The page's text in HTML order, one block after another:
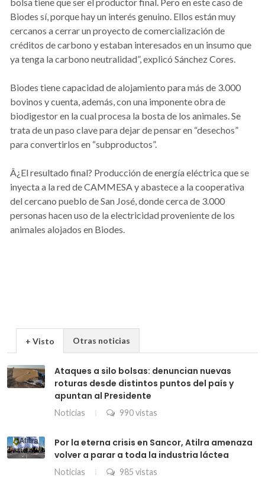
bolsa tiene que ser el productor final. Pero en este caso de
Biodes sí, porque hay un interés genuino. Ellos están muy
cercanos a cerrar un proyecto de comercialización de
créditos de carbono y estaban interesados en un insumo que
ya tenga la carbono neutralidad”, explicó Sánchez Cores.
Biodes tiene capacidad de alojamiento para más de 3.000
bovinos y cuenta, además, con una imponente obra de
biodigestor en la cual procesa la bosta de los animales. Se
trata de un paso clave para dejar de pensar en “desechos”
para convertirlos en “subproductos”.
Â¿El resultado final? Producción de energía eléctrica que se
inyecta a la red de CAMMESA y abastece a la cooperativa
del cercano pueblo de San José, donde cerca de 3.000
personas hacen uso de la electricidad proveniente de los
animales alojados en Biodes.
+ Visto Otras noticias
Ataques a silo bolsas: denuncian nuevas
roturas desde distintos puntos del país y
apuntan al Presidente
Noticias 990 vistas
Por la eterna crisis en Sancor, Atilra amenaza
volver a parar a toda la industria láctea
Noticias 985 vistas